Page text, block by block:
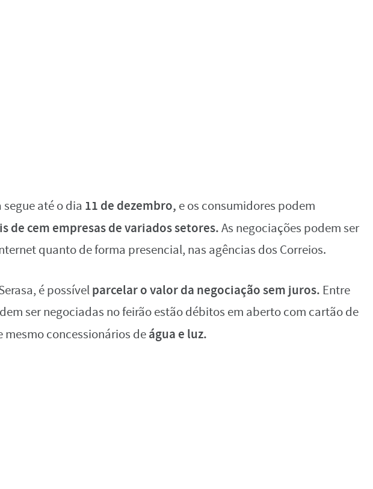
segue até o dia 11 de dezembro, e os consumidores podem
de cem empresas de variados setores.As negociações podem ser
quanto de forma presencial, nas agências dos Correios.
é possívelparcelar o valor da negociação sem juros. Entre
ser negociadas no feirão estão débitos em aberto com cartão de
mesmo concessionários deágua e luz.